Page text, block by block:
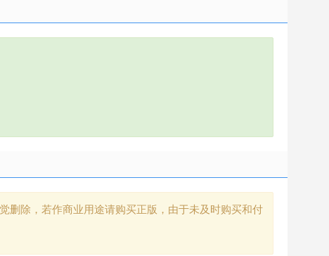
删除，若作商业用途请购买正版，由于未及时购买和付